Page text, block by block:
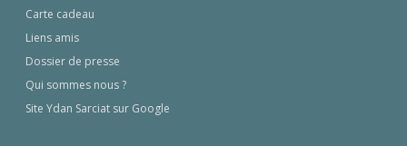
Carte cadeau
Liens amis
Dossier de presse
Qui sommes nous ?
Site Ydan Sarciat sur Google